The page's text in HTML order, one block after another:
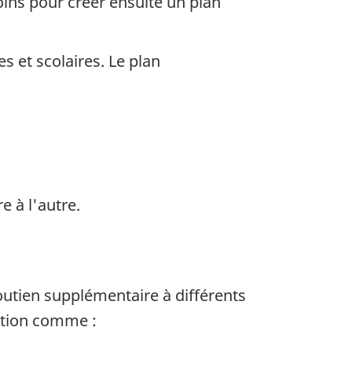
et scolaires. Le plan
à l'autre.
supplémentaire à différents
comme :